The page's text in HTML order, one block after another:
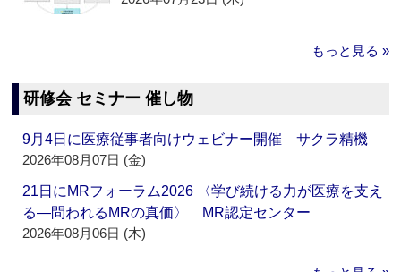
もっと見る »
研修会 セミナー 催し物
9月4日に医療従事者向けウェビナー開催 サクラ精機
2026年08月07日 (金)
21日にMRフォーラム2026 〈学び続ける力が医療を支え
る―問われるMRの真価〉 MR認定センター
2026年08月06日 (木)